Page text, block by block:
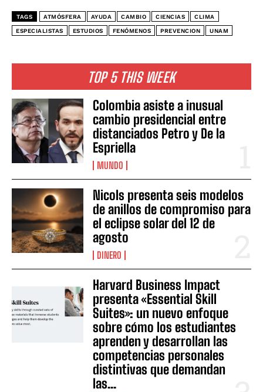
TOP 5 THIS WEEK
Colombia asiste a inusual
cambio presidencial entre
distanciados Petro y De la
Espriella
MUNDO
Nicols presenta seis modelos
de anillos de compromiso para
el eclipse solar del 12 de
agosto
DINERO
Harvard Business Impact
presenta «Essential Skill
Suites»: un nuevo enfoque
sobre cómo los estudiantes
aprenden y desarrollan las
competencias personales
distintivas que demandan
las...
TAGS ATMÓSFERA AYUDA CAMBIO CIENCIAS CLIMA
ESPECIALISTAS ESTUDIOS FENÓMENOS PREVENCION UNAM